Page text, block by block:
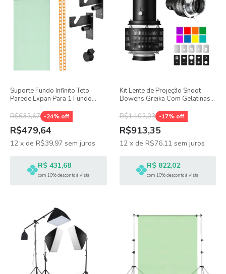
Suporte Fundo Infinito Teto
Parede Expan Para 1 Fundo
R$632,67 -24% off
R$479,64
12 x de R$39,97 sem juros
R$ 431,68
com 10% desconto à vista
Kit Lente de Projeção Snoot
Bowens Greika Com Gelatinas
R$1.102,03 -17% off
R$913,35
12 x de R$76,11 sem juros
R$ 822,02
com 10% desconto à vista